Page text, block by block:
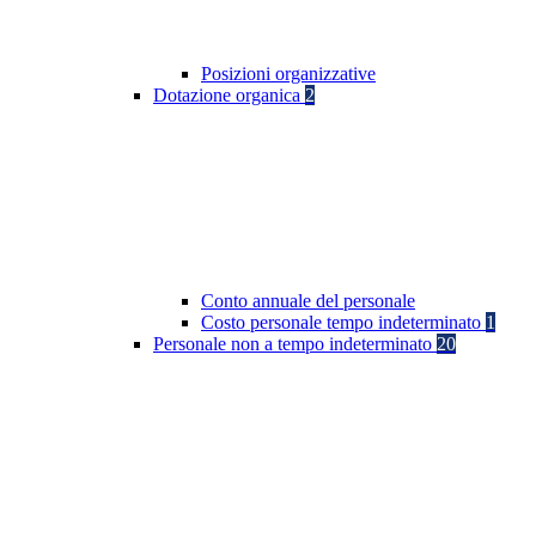
Posizioni organizzative
Dotazione organica 2
Conto annuale del personale
Costo personale tempo indeterminato 1
Personale non a tempo indeterminato 20